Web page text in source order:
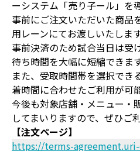
ーシステム「売り子ール」を
事前にご注文いただいた商品
用レーンにてお渡しいたします
事前決済のため試合当日は受
待ち時間を大幅に短縮できます
また、受取時間帯を選択でき
着時間に合わせたご利用が可
今後も対象店舗・メニュー・
してまいりますので、ぜひご
【注文ページ】
https://terms-